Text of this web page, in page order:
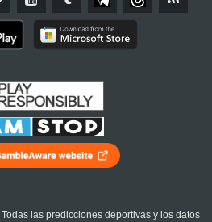
Todas las predicciones deportivas y los datos